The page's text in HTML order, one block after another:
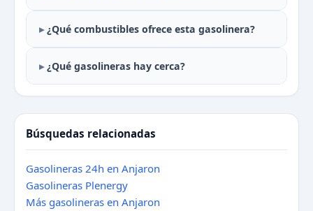
¿Qué combustibles ofrece esta gasolinera?
¿Qué gasolineras hay cerca?
Búsquedas relacionadas
Gasolineras 24h en Anjaron
Gasolineras Plenergy
Más gasolineras en Anjaron